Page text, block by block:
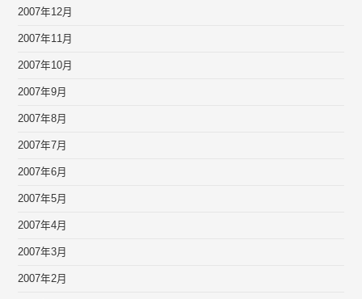
2007年12月
2007年11月
2007年10月
2007年9月
2007年8月
2007年7月
2007年6月
2007年5月
2007年4月
2007年3月
2007年2月